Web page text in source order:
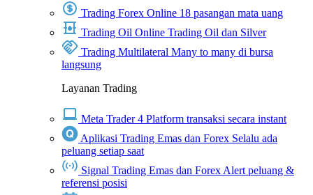
Trading Forex Online 18 pasangan mata uang
Trading Oil Online Trading Oil dan Silver
Trading Multilateral Many to many di bursa
langsung
Layanan Trading
Meta Trader 4 Platform transaksi secara instant
Aplikasi Trading Emas dan Forex Selalu ada
peluang setiap saat
Signal Trading Emas dan Forex Alert peluang &
referensi posisi